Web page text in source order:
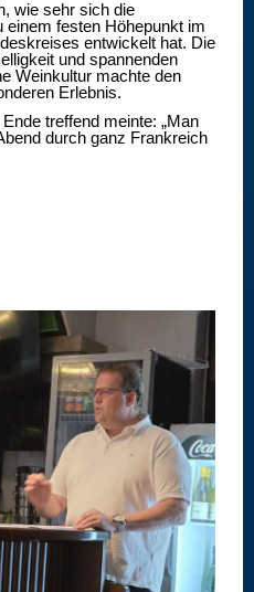
wie sehr sich die
einem festen Höhepunkt im
entwickelt hat. Die
und spannenden
Weinkultur machte den
Erlebnis.
treffend meinte: „Man
durch ganz Frankreich